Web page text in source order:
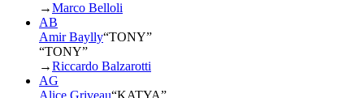
→Marco Belloli
AB
Amir Baylly“TONY”
“TONY”
→Riccardo Balzarotti
AG
Alice Griveau“KATYA”